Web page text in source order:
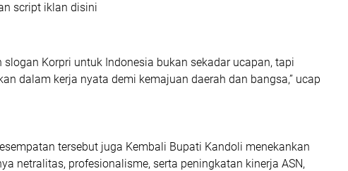
script iklan disini
slogan Korpri untuk Indonesia bukan sekadar ucapan, tapi
dalam kerja nyata demi kemajuan daerah dan bangsa,” ucap
tersebut juga Kembali Bupati Kandoli menekankan
netralitas, profesionalisme, serta peningkatan kinerja ASN,